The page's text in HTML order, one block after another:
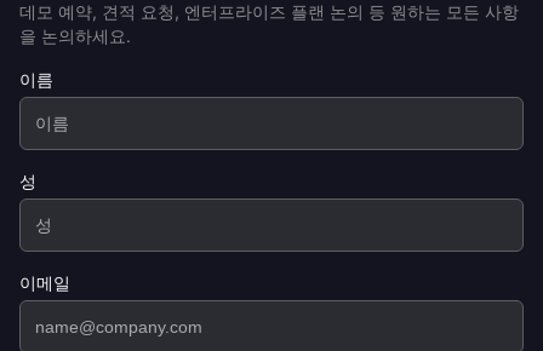
데모 예약, 견적 요청, 엔터프라이즈 플랜 논의 등 원하는 모든 사항
을 논의하세요.
이름
성
이메일